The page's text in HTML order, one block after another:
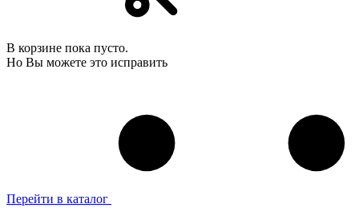
В корзине пока пусто.
Но Вы можете это исправить
Перейти в каталог